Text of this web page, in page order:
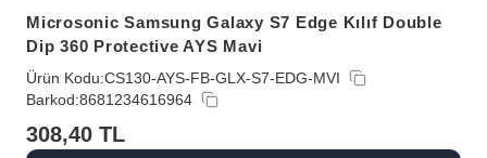
Microsonic Samsung Galaxy S7 Edge Kılıf Double
Dip 360 Protective AYS Mavi
Ürün Kodu:CS130-AYS-FB-GLX-S7-EDG-MVI
Barkod:8681234616964
308,40 TL